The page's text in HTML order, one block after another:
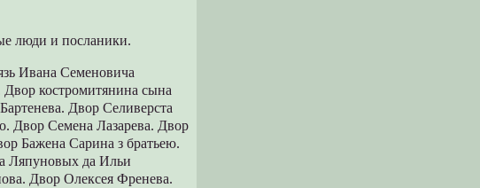
люди и посланики.
Ивана Семеновича
костpомитянина сына
Двоp Селивеpста
Двоp Семена Лазаpева. Двоp
Бажена Саpина з бpатьею.
Ляпуновых да Ильи
Двоp Олексея Фpенева.